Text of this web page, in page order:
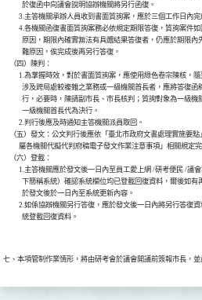
            於復函中向議會說明協辦機關將另行函復。
3.主答機關承辦人員收到書面質詢案，應於三個工作日內
4.各機關函復書面質詢案務必依規定期限答復，質詢案件
原因，期限內確實無法有具體結果答復者，仍應於期限
            難原因，俟完成後再另行答復。
    （四）陳判：
1.為掌握時效，對於書面質詢案，應使用綠色卷宗陳核，
涉及跨局處較複雜之業務或一級機關首長者，應將答復
行，必要時，陳請副市長、市長核判；質詢對象為一級
            一級機關首長代為決行。
          2.判行後應及時通知主答機關派員取回。
（五）發文：公文判行後應依「臺北市政府文書處理實施要
屬各機關代擬代判府稿電子發文作業注意事項」相關規定
    （六）登載：
1.主答機關應於發文後一日內至員工愛上網 /研考便民 /
下簡稱系統）確認系統欄位均已登載回復資料，爾後如
            於發文後於一日內至系統更新內容。
2.如係協辦機關另行答復，應於發文後一日內將另行答復